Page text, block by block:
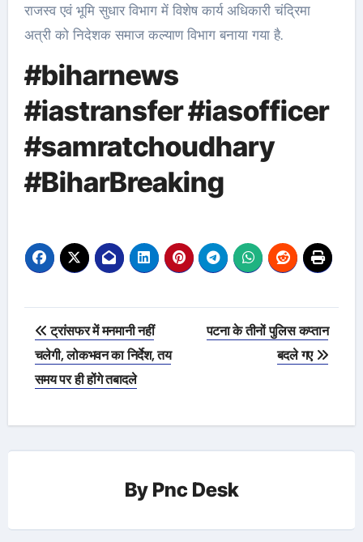
राजस्व एवं भूमि सुधार विभाग में विशेष कार्य अधिकारी चंद्रिमा
अत्री को निदेशक समाज कल्याण विभाग बनाया गया है.
#biharnews
#iastransfer #iasofficer
#samratchoudhary
#BiharBreaking
Post
navigation
ट्रांसफर में मनमानी नहीं
चलेगी, लोकभवन का निर्देश, तय
समय पर ही होंगे तबादले
पटना के तीनों पुलिस कप्तान
बदले गए
By Pnc Desk